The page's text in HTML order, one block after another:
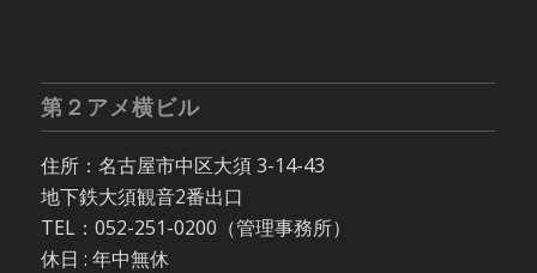
第２アメ横ビル
住所：名古屋市中区大須 3-14-43
地下鉄大須観音2番出口
TEL：052-251-0200（管理事務所）
休日 : 年中無休